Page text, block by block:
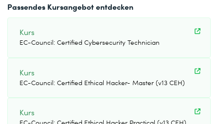
Passendes Kursangebot entdecken
Kurs
EC-Council: Certified Cybersecurity Technician
Kurs
EC-Council: Certified Ethical Hacker- Master (v13 CEH)
Kurs